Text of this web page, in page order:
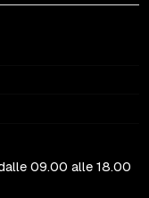
09.00 alle 18.00